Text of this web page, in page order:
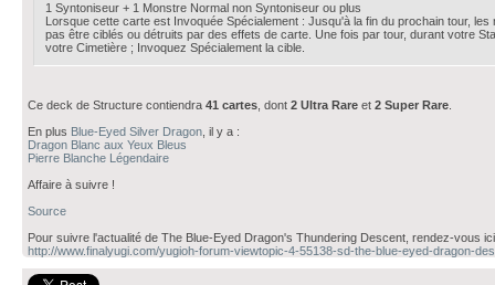
1 Syntoniseur + 1 Monstre Normal non Syntoniseur ou plus
Lorsque cette carte est Invoquée Spécialement : Jusqu'à la fin du prochain tour,
pas être ciblés ou détruits par des effets de carte. Une fois par tour, durant votre
votre Cimetière ; Invoquez Spécialement la cible.
Ce deck de Structure contiendra 41 cartes , dont 2 Ultra Rare et 2 Super Rare
En plus Blue-Eyed Silver Dragon , il y a :
Dragon Blanc aux Yeux Bleus
Pierre Blanche Légendaire
Affaire à suivre !
Source
Pour suivre l'actualité de The Blue-Eyed Dragon's Thundering Descent, rendez-vous
http://www.finalyugi.com/yugioh-forum-viewtopic-4-55138-sd-the-blue-eyed-dragon-